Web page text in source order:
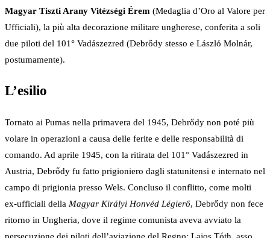
Magyar Tiszti Arany Vitézségi Érem (Medaglia d’Oro al Valore per
Ufficiali), la più alta decorazione militare ungherese, conferita a soli
due piloti del 101° Vadászezred (Debrődy stesso e László Molnár,
postumamente).
L’esilio
Tornato ai Pumas nella primavera del 1945, Debrődy non poté più
volare in operazioni a causa delle ferite e delle responsabilità di
comando. Ad aprile 1945, con la ritirata del 101° Vadászezred in
Austria, Debrődy fu fatto prigioniero dagli statunitensi e internato nel
campo di prigionia presso Wels. Concluso il conflitto, come molti
ex-ufficiali della Magyar Királyi Honvéd Légierő, Debrődy non fece
ritorno in Ungheria, dove il regime comunista aveva avviato la